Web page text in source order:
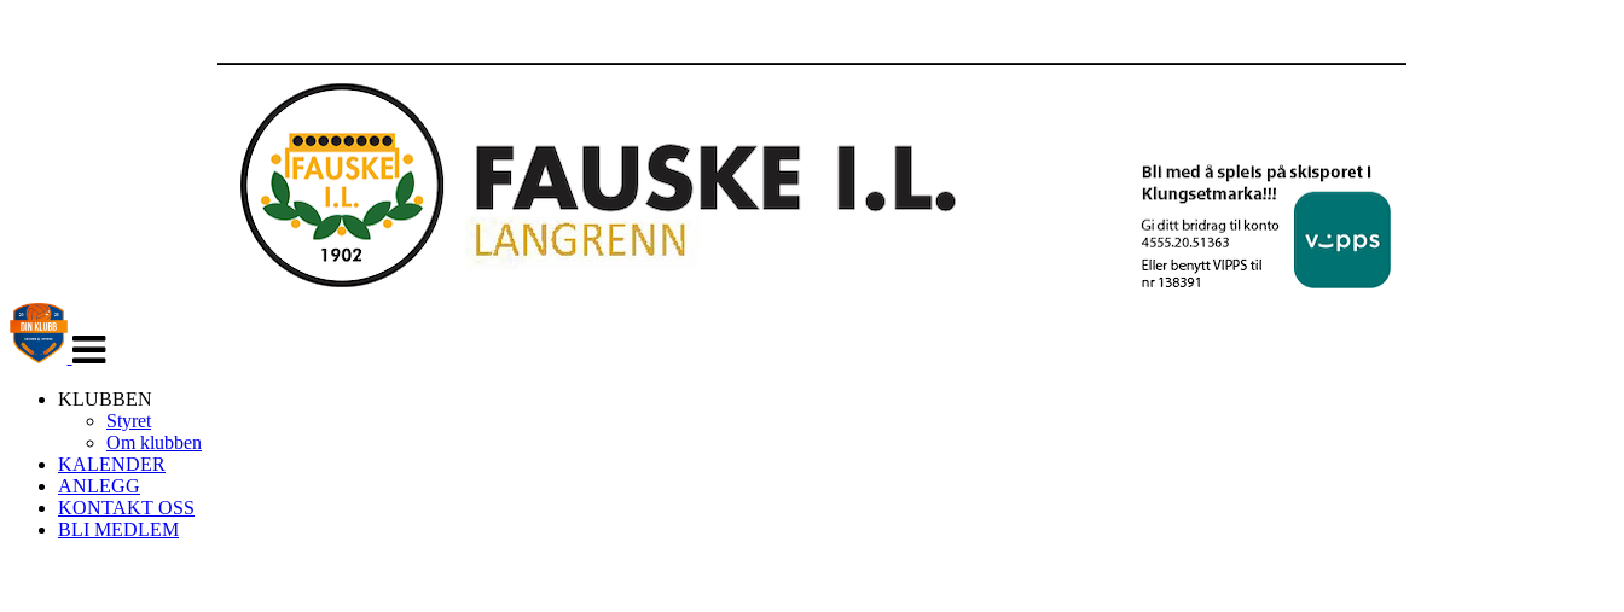
navigasjon
KLUBBEN
Styret
Om klubben
KALENDER
ANLEGG
KONTAKT OSS
BLI MEDLEM